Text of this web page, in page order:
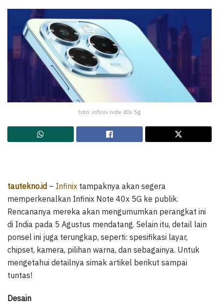
foto: infinix note 40x 5g
tautekno.id – Infinix tampaknya akan segera
memperkenalkan Infinix Note 40x 5G ke publik.
Rencananya mereka akan mengumumkan perangkat ini
di India pada 5 Agustus mendatang. Selain itu, detail lain
ponsel ini juga terungkap, seperti: spesifikasi layar,
chipset, kamera, pilihan warna, dan sebagainya. Untuk
mengetahui detailnya simak artikel berikut sampai
tuntas!
Desain